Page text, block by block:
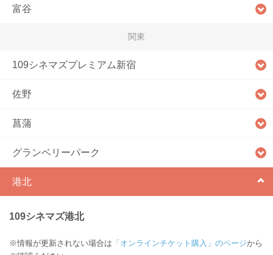
富谷
関東
109シネマズプレミアム新宿
佐野
菖蒲
グランベリーパーク
港北
109シネマズ港北
※情報が更新されない場合は 「オンラインチケット購入」のページから